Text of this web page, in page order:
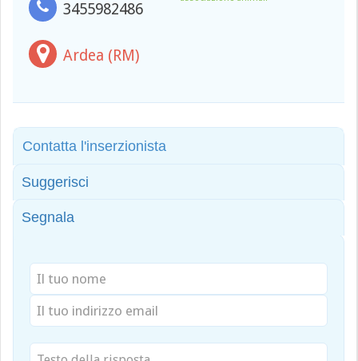
3455982486
Ardea (RM)
Contatta l'inserzionista
Suggerisci
Segnala